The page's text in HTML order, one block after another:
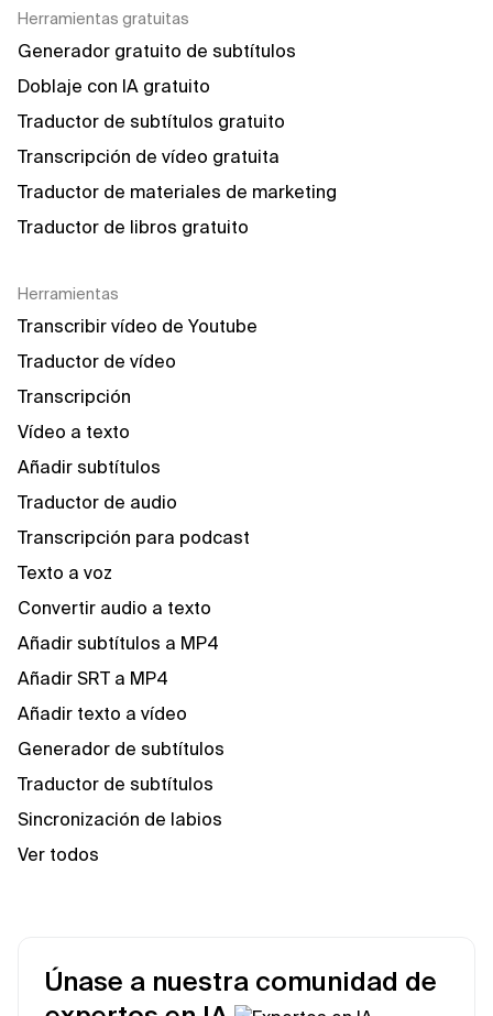
Herramientas gratuitas
Generador gratuito de subtítulos
Doblaje con IA gratuito
Traductor de subtítulos gratuito
Transcripción de vídeo gratuita
Traductor de materiales de marketing
Traductor de libros gratuito
Herramientas
Transcribir vídeo de Youtube
Traductor de vídeo
Transcripción
Vídeo a texto
Añadir subtítulos
Traductor de audio
Transcripción para podcast
Texto a voz
Convertir audio a texto
Añadir subtítulos a MP4
Añadir SRT a MP4
Añadir texto a vídeo
Generador de subtítulos
Traductor de subtítulos
Sincronización de labios
Ver todos
Únase a nuestra comunidad de